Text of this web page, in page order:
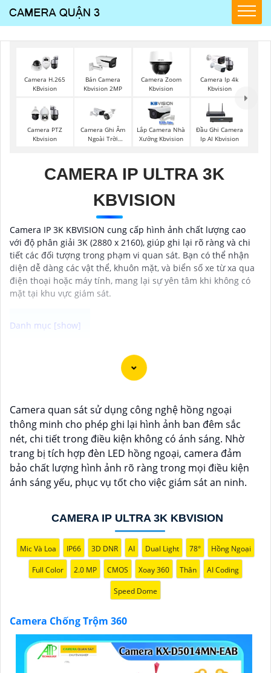
Camera H.265
KBvision
Bán Camera
Kbvision 2MP
Camera Zoom
Kbvision
Camera Ip 4k
Kbvision
Camera PTZ
Kbvision
Camera Ghi Âm
Ngoài Trời
Lắp Camera Nhà
Xưởng Kbvision
Đầu Ghi Camera
Ip AI Kbvision
CAMERA IP ULTRA 3K
KBVISION
Camera IP 3K KBVISION cung cấp hình ảnh chất lượng cao
với độ phân giải 3K (2880 x 2160), giúp ghi lại rõ ràng và chi
tiết các đối tượng trong phạm vi quan sát. Bạn có thể nhận
diện dễ dàng các vật thể, khuôn mặt, và biển số xe từ xa qua
điện thoại hoặc máy tính, mang lại sự yên tâm khi không có
mặt tại khu vực giám sát.
Camera Chống Trộm 360 là giải pháp giám sát hiệu
quả thông qua điện thoại di động không nên bỏ lỡ. Với
còn bao giờ đơn giản hơn.
Ứng dụng camera wifi 360 chống trộm không chỉ
dành cho gia đình mà còn phù hợp cho văn phòng,
cửa hàng với chi phí tiết kiệm, đẳng cấp an ninh mà
không tốn kém.
Camera quan sát sử dụng công nghệ hồng ngoại
thông minh cho phép ghi lại hình ảnh ban đêm sắc
nét, chi tiết trong điều kiện không có ánh sáng. Nhờ
trang bị tích hợp đèn LED hồng ngoại, camera đảm
bảo chất lượng hình ảnh rõ ràng trong mọi điều kiện
ánh sáng yếu, phục vụ tốt cho việc giám sát an ninh.
CAMERA IP ULTRA 3K KBVISION
Mic Và Loa IP66 3D DNR AI Dual Light 78° Hồng Ngoại
Full Color 2.0 MP CMOS Xoay 360 Thân AI Coding
Speed Dome
Camera Chống Trộm 360